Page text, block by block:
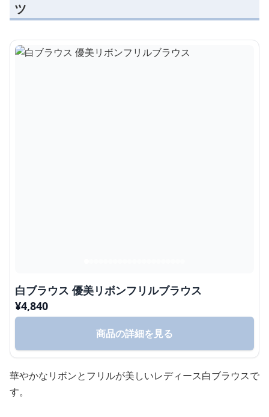
ツ
白ブラウス 優美リボンフリルブラウス
¥4,840
商品の詳細を見る
華やかなリボンとフリルが美しいレディース白ブラウスで
す。